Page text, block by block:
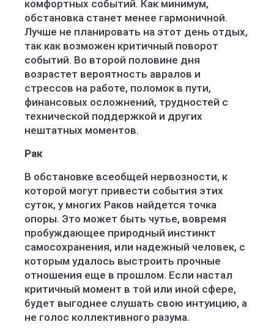
комфортных событий. Как минимум,
обстановка станет менее гармоничной.
Лучше не планировать на этот день отдых,
так как возможен критичный поворот
событий. Во второй половине дня
возрастет вероятность авралов и
стрессов на работе, поломок в пути,
финансовых осложнений, трудностей с
технической поддержкой и других
нештатных моментов.
Рак
В обстановке всеобщей нервозности, к
которой могут привести события этих
суток, у многих Раков найдется точка
опоры. Это может быть чутье, вовремя
пробуждающее природный инстинкт
самосохранения, или надежный человек, с
которым удалось выстроить прочные
отношения еще в прошлом. Если настал
критичный момент в той или иной сфере,
будет выгоднее слушать свою интуицию, а
не голос коллективного разума.